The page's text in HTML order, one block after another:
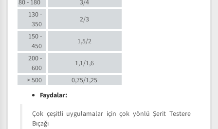
80 - 180
3/4
130 -
350
2/3
150 -
450
1,5/2
200 -
600
1,1/1,6
> 500
0,75/1,25
Faydalar:
Çok çeşitli uygulamalar için çok yönlü Şerit Testere
Bıçağı